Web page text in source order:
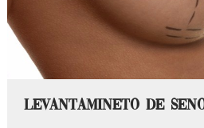
Levantamineto de